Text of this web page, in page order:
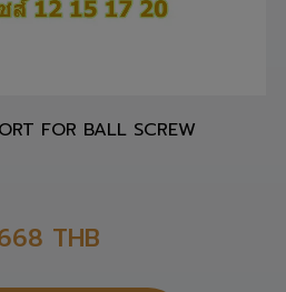
FOR BALL SCREW
THB